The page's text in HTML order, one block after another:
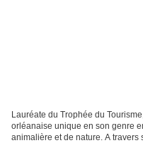
Lauréate du Trophée du
orléanaise unique en son genre
animalière et de nature. A travers